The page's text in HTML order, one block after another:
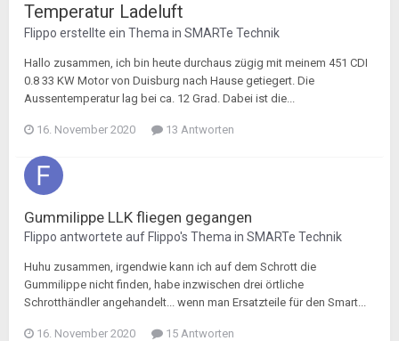
Temperatur Ladeluft
Flippo erstellte ein Thema in SMARTe Technik
Hallo zusammen, ich bin heute durchaus zügig mit meinem 451 CDI
0.8 33 KW Motor von Duisburg nach Hause getiegert. Die
Aussentemperatur lag bei ca. 12 Grad. Dabei ist die...
16. November 2020 13 Antworten
Gummilippe LLK fliegen gegangen
Flippo antwortete auf Flippo's Thema in SMARTe Technik
Huhu zusammen, irgendwie kann ich auf dem Schrott die
Gummilippe nicht finden, habe inzwischen drei örtliche
Schrotthändler angehandelt... wenn man Ersatzteile für den Smart...
16. November 2020 15 Antworten